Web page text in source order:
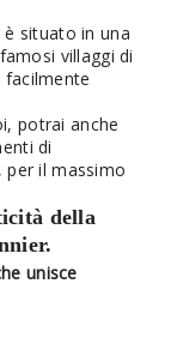
situato in una
villaggi di
potrai anche
di
per il massimo
della
unisce